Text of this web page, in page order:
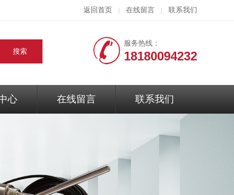
返回首页 在线留言 联系我们
服务热线：
18180094232
心 在线留言 联系我们